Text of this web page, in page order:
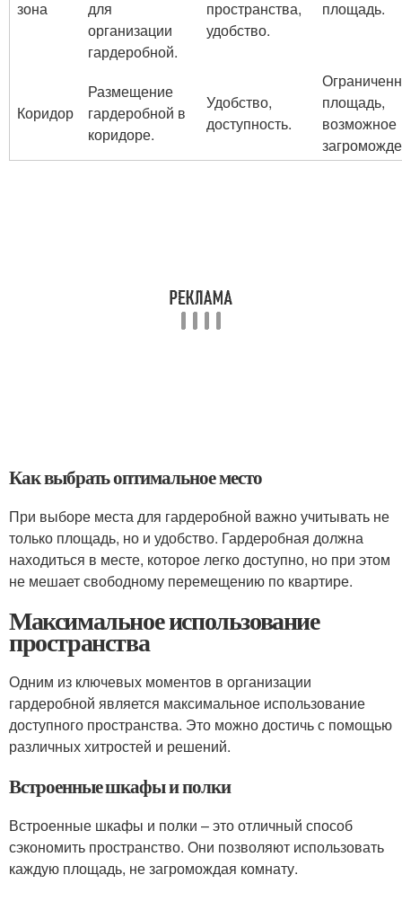
зона
для
организации
гардеробной.
пространства,
удобство.
площадь.
Коридор
Размещение
гардеробной в
коридоре.
Удобство,
доступность.
площадь,
возможное
Как выбрать оптимальное место
При выборе места для гардеробной важно учитывать не
только площадь, но и удобство. Гардеробная должна
находиться в месте, которое легко доступно, но при этом
не мешает свободному перемещению по квартире.
Максимальное использование
пространства
Одним из ключевых моментов в организации
гардеробной является максимальное использование
доступного пространства. Это можно достичь с помощью
различных хитростей и решений.
Встроенные шкафы и полки
Встроенные шкафы и полки – это отличный способ
сэкономить пространство. Они позволяют использовать
каждую площадь, не загромождая комнату.